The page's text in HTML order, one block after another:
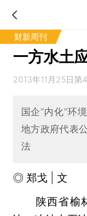
财新周刊
一方水土
2013年11月25日第
国企“内化”环
地方政府代表
法
◎ 郑戈 | 文
陕西省榆林